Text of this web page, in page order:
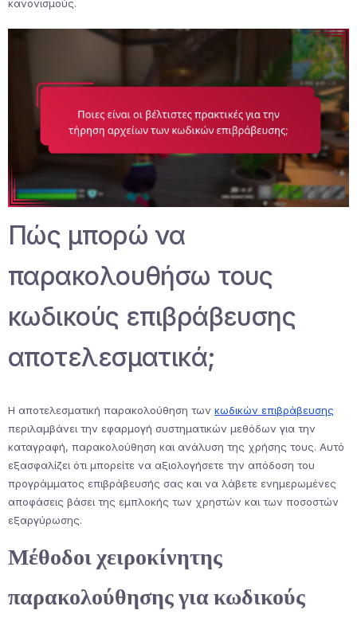
κανονισμούς.
Πώς μπορώ να
παρακολουθήσω τους
κωδικούς επιβράβευσης
αποτελεσματικά;
Η αποτελεσματική παρακολούθηση των κωδικών επιβράβευσης
περιλαμβάνει την εφαρμογή συστηματικών μεθόδων για την
καταγραφή, παρακολούθηση και ανάλυση της χρήσης τους. Αυτό
εξασφαλίζει ότι μπορείτε να αξιολογήσετε την απόδοση του
προγράμματος επιβράβευσής σας και να λάβετε ενημερωμένες
αποφάσεις βάσει της εμπλοκής των χρηστών και των ποσοστών
εξαργύρωσης.
Μέθοδοι χειροκίνητης
παρακολούθησης για κωδικούς